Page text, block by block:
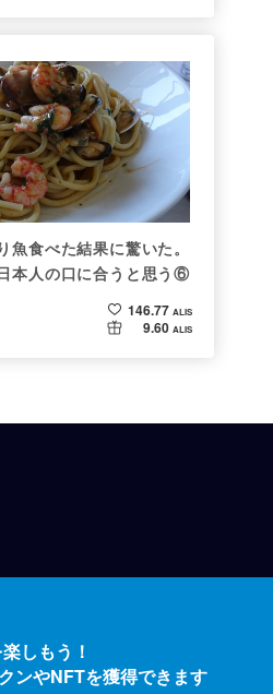
魚食べた結果に驚いた。
本人の口に合うと思う⑥
146.77 ALIS
9.60 ALIS
しもう！
ンやNFTを獲得できます